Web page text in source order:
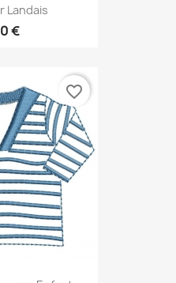
Landais
€
favorite_border